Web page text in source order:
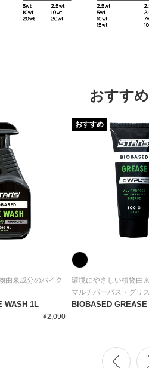
おすす
由来成分のバイク
WASH 1L
¥2,090
環境にやさしい植物由
マルチパーパス・グリス
BIOBASED GREASE
おすすめ